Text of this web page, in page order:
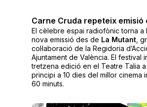
Carne Cruda repeteix emisió
El cèlebre espai radiofònic torna a
nova emissió des de La Mutant,
col·laboració de la Regidoria
Ajuntament de València. El festival
tretzena edició en el Teatre Talia
principi a 10 dies del millor cinema
60 minuts.